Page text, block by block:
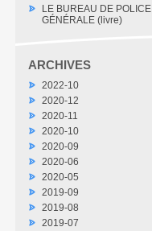
LE BUREAU DE POLICE
GÉNÉRALE (livre)
ARCHIVES
2022-10
2020-12
2020-11
2020-10
2020-09
2020-06
2020-05
2019-09
2019-08
2019-07